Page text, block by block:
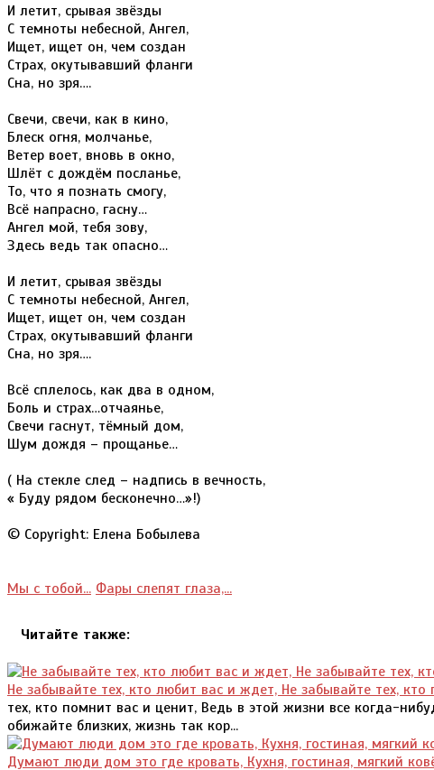
И летит, срывая звёзды
С темноты небесной, Ангел,
Ищет, ищет он, чем создан
Страх, окутывавший фланги
Сна, но зря….
Свечи, свечи, как в кино,
Блеск огня, молчанье,
Ветер воет, вновь в окно,
Шлёт с дождём посланье,
То, что я познать смогу,
Всё напрасно, гасну…
Ангел мой, тебя зову,
Здесь ведь так опасно…
И летит, срывая звёзды
С темноты небесной, Ангел,
Ищет, ищет он, чем создан
Страх, окутывавший фланги
Сна, но зря….
Всё сплелось, как два в одном,
Боль и страх…отчаянье,
Свечи гаснут, тёмный дом,
Шум дождя – прощанье…
( На стекле след – надпись в вечность,
« Буду рядом бесконечно…»!)
© Copyright: Елена Бобылева
Мы с тобой... Фары слепят глаза,...
Читайте также:
Не забывайте тех, кто любит вас и ждет, Не забывайте тех, кто
тех, кто помнит вас и ценит, Ведь в этой жизни все когда-
обижайте близких, жизнь так кор...
Думают люди дом это где кровать, Кухня, гостиная, мягкий